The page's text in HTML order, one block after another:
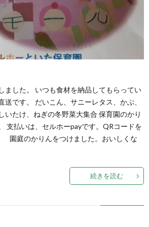
ました。 いつも食材を納品してもらってい
送です。 だいこん、サニーレタス、かぶ、
いたけ、ねぎの冬野菜大集合 保育園のかり
支払いは、セルホーpayです。QRコードを
のかりんをつけました。おいしくな
続きを読む